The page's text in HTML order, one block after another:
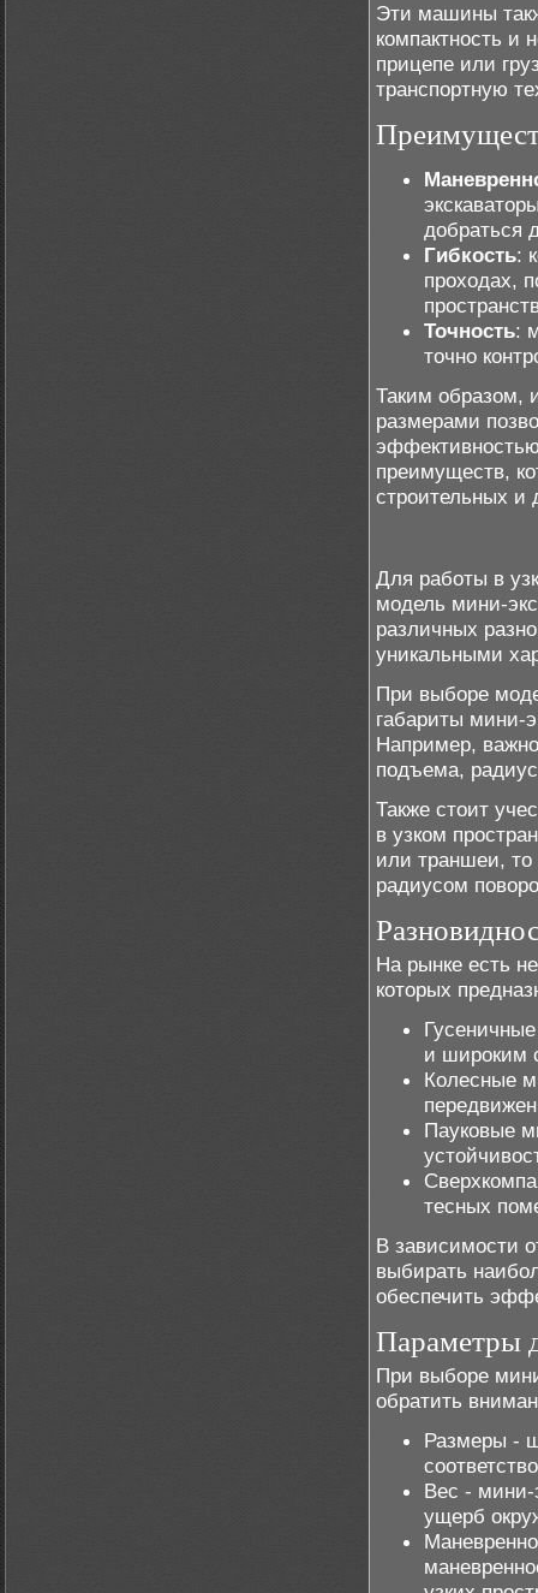
Эти машины
компактность и
прицепе или
транспортную
добраться
Гибкость:
проходах,
Точность:
точно
Таким образом,
размерами
преимуществ,
строительных и
Для работы в
модель мини-
различных
уникальными
При выборе
габариты мини-
Например,
подъема,
Также стоит
в узком
или траншеи, то
радиусом
На рынке есть
которых
и широким
Колесные
Пауковые
тесных
В зависимости
выбирать
обеспечить
Параметры
При выборе
обратить
Размеры -
Вес - мини-
ущерб